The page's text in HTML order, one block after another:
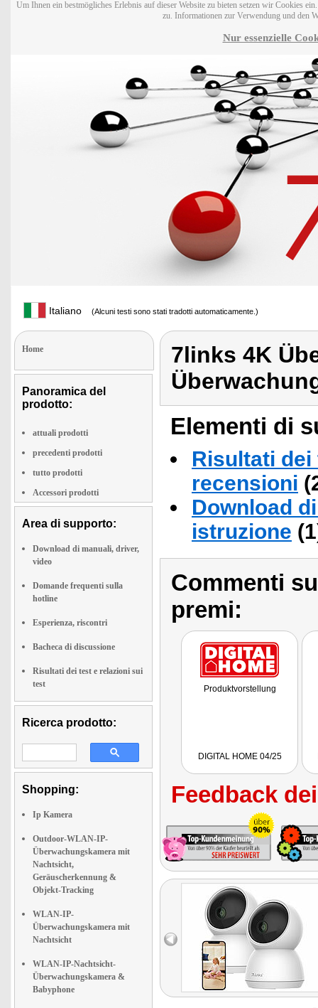
Um Ihnen ein bestmögliches Erlebnis auf dieser Website zu bieten setzen wir Cookies
zu. Informationen zur Verwendung und den
Nur essenzielle
Italiano (Alcuni testi sono stati tradotti automaticamente.)
Home
Panoramica del
prodotto:
attuali prodotti
precedenti prodotti
tutto prodotti
Accessori prodotti
Area di supporto:
Download di manuali, driver,
video
Domande frequenti sulla
hotline
Esperienza, riscontri
Bacheca di discussione
Risultati dei test e relazioni sui
test
Ricerca prodotto:
Shopping:
Ip Kamera
Outdoor-WLAN-IP-
Überwachungskamera mit
Nachtsicht,
Geräuscherkennung &
Objekt-Tracking
WLAN-IP-
Überwachungskamera mit
Nachtsicht
WLAN-IP-Nachtsicht-
Überwachungskamera &
Babyphone
7links 4K
Elementi di
Risultati
recensioni
Download
istruzione
Commenti
premi:
Produktvorstellung
DIGITAL HOME 04/25
Feedback